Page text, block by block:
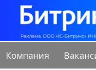
Компания